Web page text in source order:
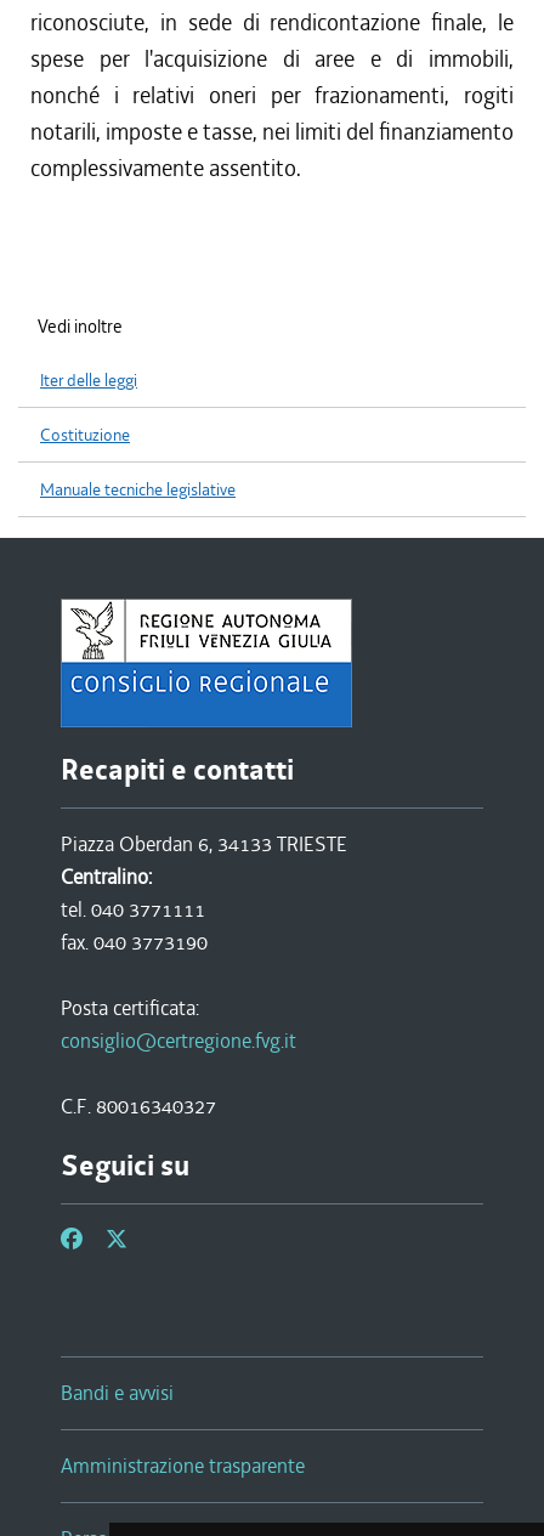
riconosciute, in sede di rendicontazione finale, le
spese per l'acquisizione di aree e di immobili,
nonché i relativi oneri per frazionamenti, rogiti
notarili, imposte e tasse, nei limiti del finanziamento
complessivamente assentito.
Vedi inoltre
Iter delle leggi
Costituzione
Manuale tecniche legislative
Recapiti e contatti
Piazza Oberdan 6, 34133 TRIESTE
Centralino:
tel. 040 3771111
fax. 040 3773190
Posta certificata:
consiglio@certregione.fvg.it
C.F. 80016340327
Seguici su
Bandi e avvisi
Amministrazione trasparente